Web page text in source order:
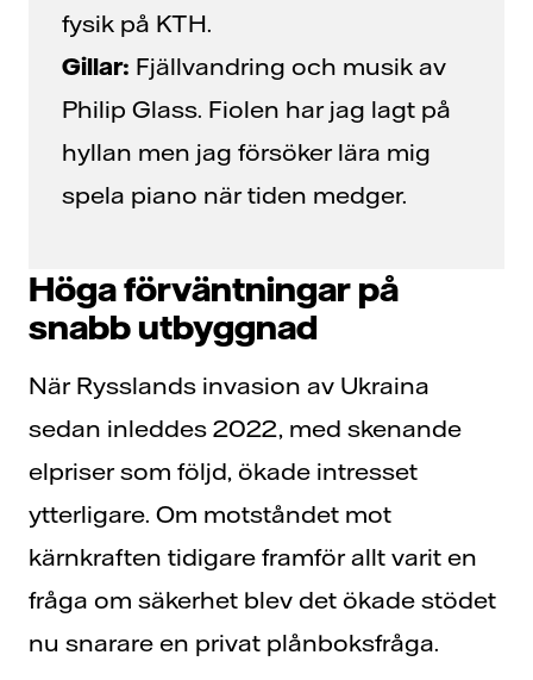
fysik på KTH.
Gillar: Fjällvandring och musik av
Philip Glass. Fiolen har jag lagt på
hyllan men jag försöker lära mig
spela piano när tiden medger.
Höga förväntningar på
snabb utbyggnad
När Rysslands invasion av Ukraina
sedan inleddes 2022, med skenande
elpriser som följd, ökade intresset
ytterligare. Om motståndet mot
kärnkraften tidigare framför allt varit en
fråga om säkerhet blev det ökade stödet
nu snarare en privat plånboksfråga.